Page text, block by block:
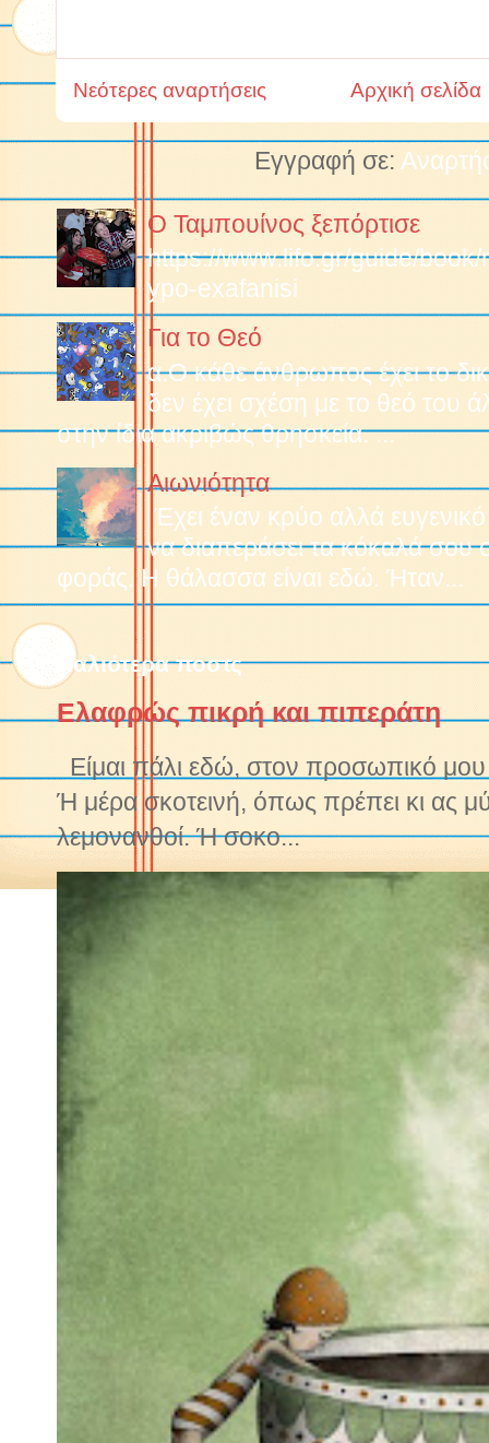
Νεότερες αναρτήσεις Αρχική σελίδα
Εγγραφή σε:
Ο Ταμπουίνος ξεπόρτισε
https://www.lifo.gr/guide/
ypo-exafanisi
Για το Θεό
α.O κάθε άνθρωπος έχει το
δεν έχει σχέση με το θεό του
στην ίδια ακριβώς θρησκεία. ...
Αιωνιότητα
Έχει έναν κρύο αλλά
να διαπεράσει τα κόκαλά
φοράς. Η θάλασσα είναι εδώ. Ήταν...
Παλιότερα ποστς
Ελαφρώς πικρή και πιπεράτη
Είμαι πάλι εδώ, στον προσωπικό μου
Ή μέρα σκοτεινή, όπως πρέπει κι ας
λεμονανθοί. Ή σοκο...